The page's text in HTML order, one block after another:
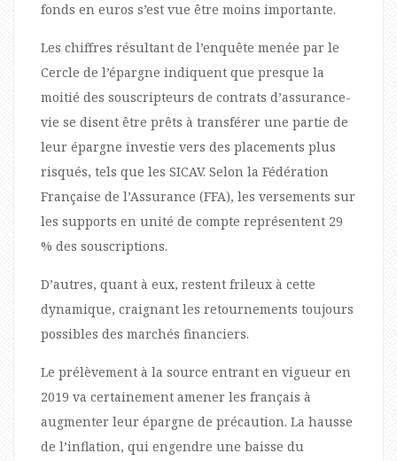
fonds en euros s’est vue être moins importante.
Les chiffres résultant de l’enquête menée par le
Cercle de l’épargne indiquent que presque la
moitié des souscripteurs de contrats d’assurance-
vie se disent être prêts à transférer une partie de
leur épargne investie vers des placements plus
risqués, tels que les SICAV. Selon la Fédération
Française de l’Assurance (FFA), les versements sur
les supports en unité de compte représentent 29
% des souscriptions.
D’autres, quant à eux, restent frileux à cette
dynamique, craignant les retournements toujours
possibles des marchés financiers.
Le prélèvement à la source entrant en vigueur en
2019 va certainement amener les français à
augmenter leur épargne de précaution. La hausse
de l’inflation, qui engendre une baisse du